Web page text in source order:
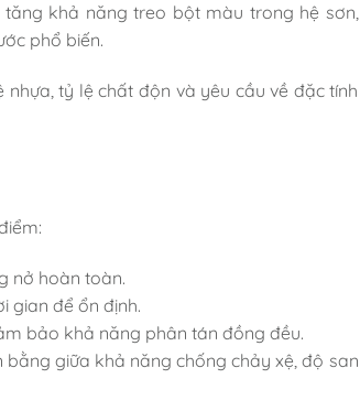
tăng khả năng treo bột màu trong hệ sơn,
phổ biến.
tỷ lệ chất độn và yêu cầu về đặc tính
nở hoàn toàn.
gian để ổn định.
bảo khả năng phân tán đồng đều.
giữa khả năng chống chảy xệ, độ san